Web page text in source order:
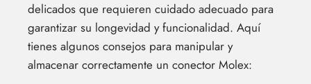
delicados que requieren cuidado adecuado para
garantizar su longevidad y funcionalidad. Aquí
tienes algunos consejos para manipular y
almacenar correctamente un conector Molex: